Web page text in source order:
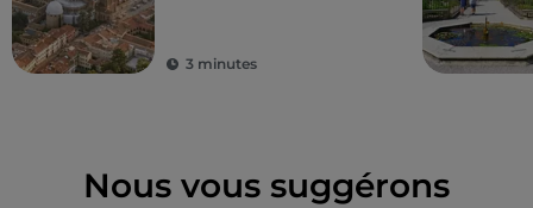
3 minutes
Nous vous suggérons